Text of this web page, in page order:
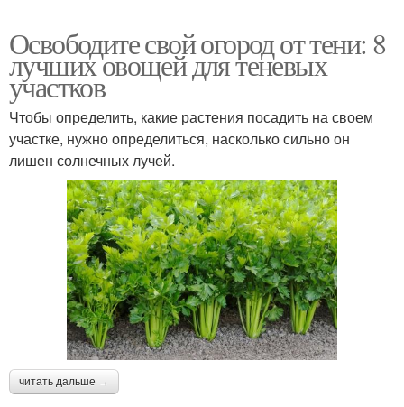
Освободите свой огород от тени: 8
лучших овощей для теневых
участков
Чтобы определить, какие растения посадить на своем
участке, нужно определиться, насколько сильно он
лишен солнечных лучей.
читать дальше →